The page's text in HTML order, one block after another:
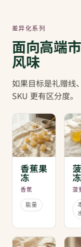
差异化系列
面向高端
风味
如果目标是礼赠线
SKU 更有区分度。
香蕉果
冻
香蕉
能量
冻
菠